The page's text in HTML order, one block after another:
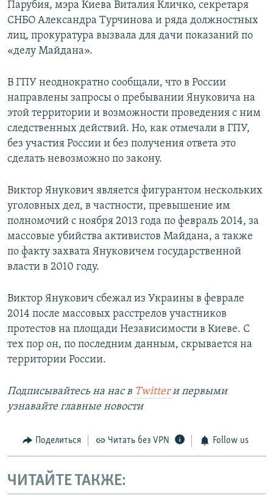
Парубия, мэра Киева Виталия Кличко, секретаря
СНБО Александра Турчинова и ряда должностных
лиц, прокуратура вызвала для дачи показаний по
«делу Майдана».
В ГПУ неоднократно сообщали, что в России
направлены запросы о пребывании Януковича на
этой территории и возможности проведения с ним
следственных действий. Но, как отмечали в ГПУ,
без участия России и без получения ответа это
сделать невозможно по закону.
Виктор Янукович является фигурантом нескольких
уголовных дел, в частности, превышение им
полномочий с ноября 2013 года по февраль 2014, за
массовые убийства активистов Майдана, а также
по факту захвата Януковичем государственной
власти в 2010 году.
Виктор Янукович сбежал из Украины в феврале
2014 после массовых расстрелов участников
протестов на площади Независимости в Киеве. С
тех пор он, по последним данным, скрывается на
территории России.
Подписывайтесь на наc в Twitterи первыми
узнавайте главные новости
Поделиться Читать без VPN Follow us
ЧИТАЙТЕ ТАКЖЕ: